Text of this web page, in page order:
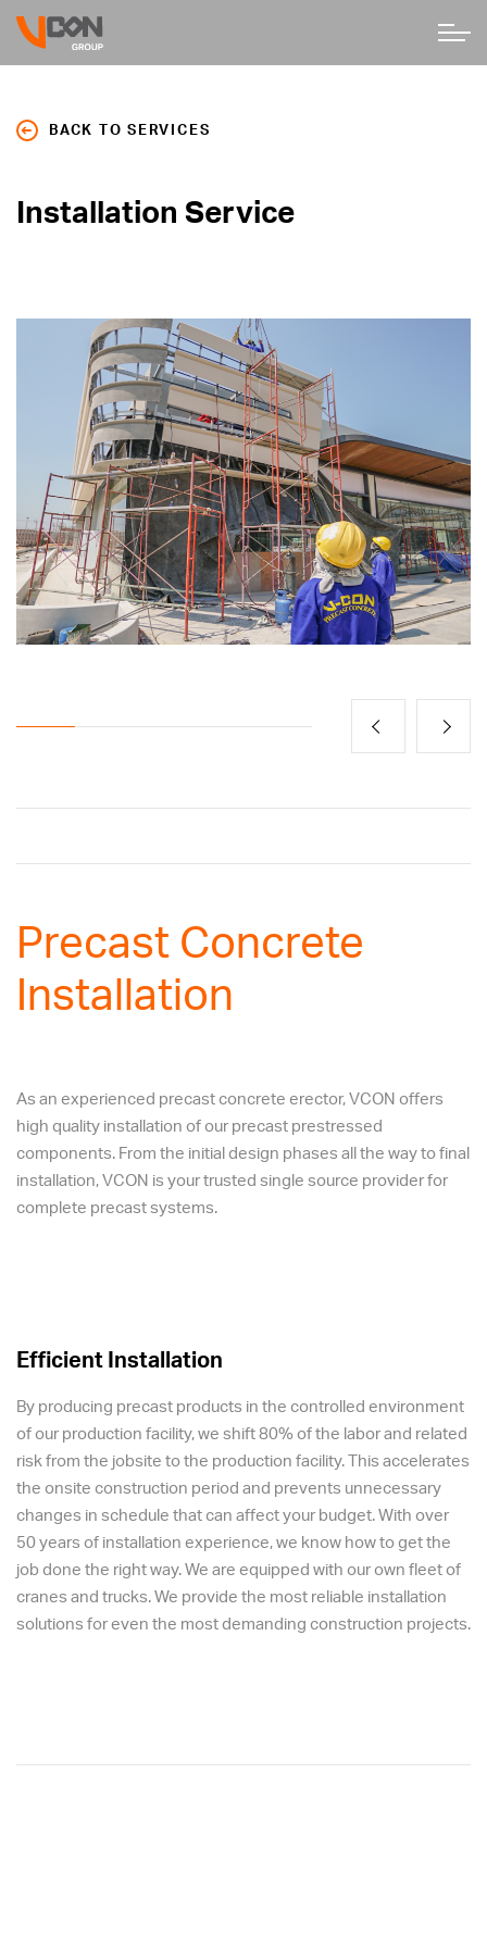
BACK TO SERVICES
Installation Service
Precast Concrete
Installation
As an experienced precast concrete erector, VCON offers
high quality installation of our precast prestressed
components. From the initial design phases all the way to final
installation, VCON is your trusted single source provider for
complete precast systems.
Efficient Installation
By producing precast products in the controlled environment
of our production facility, we shift 80% of the labor and related
risk from the jobsite to the production facility. This accelerates
the onsite construction period and prevents unnecessary
changes in schedule that can affect your budget. With over
50 years of installation experience, we know how to get the
job done the right way. We are equipped with our own fleet of
cranes and trucks. We provide the most reliable installation
solutions for even the most demanding construction projects.